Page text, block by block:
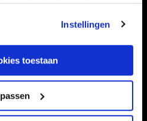
Instellingen
toestaan